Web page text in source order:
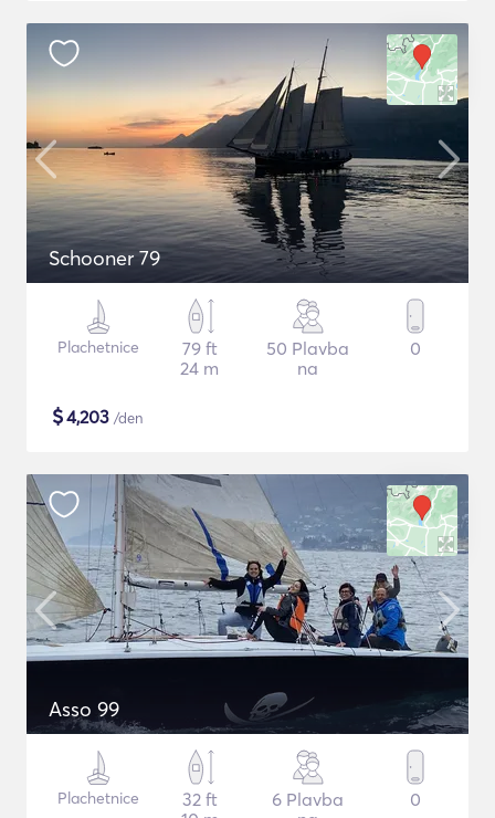
Schooner 79
Plachetnice
79 ft
24 m
50 Plavba
na
0
$4,203 /den
Asso 99
Plachetnice
32 ft
6 Plavba
0